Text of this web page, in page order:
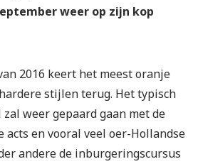
weer op zijn kop
2016 keert het meest oranje
stijlen terug. Het typisch
weer gepaard gaan met de
acts en vooral veel oer-Hollandse
andere de inburgeringscursus